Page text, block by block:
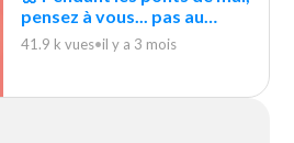
pensez à vous... pas au
ménage !
41.9 k vues•il y a 3 mois